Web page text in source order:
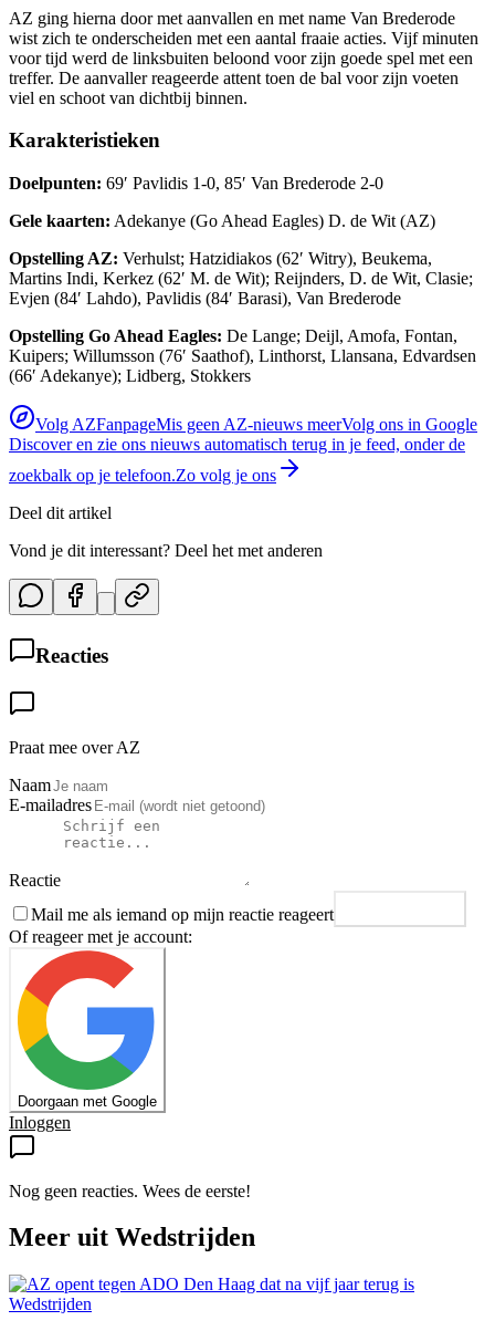
AZ ging hierna door met aanvallen en met name Van Brederode
wist zich te onderscheiden met een aantal fraaie acties. Vijf minuten
voor tijd werd de linksbuiten beloond voor zijn goede spel met een
treffer. De aanvaller reageerde attent toen de bal voor zijn voeten
viel en schoot van dichtbij binnen.
Karakteristieken
Doelpunten: 69′ Pavlidis 1-0, 85′ Van Brederode 2-0
Gele kaarten: Adekanye (Go Ahead Eagles) D. de Wit (AZ)
Opstelling AZ: Verhulst; Hatzidiakos (62′ Witry), Beukema,
Martins Indi, Kerkez (62′ M. de Wit); Reijnders, D. de Wit, Clasie;
Evjen (84′ Lahdo), Pavlidis (84′ Barasi), Van Brederode
Opstelling Go Ahead Eagles: De Lange; Deijl, Amofa, Fontan,
Kuipers; Willumsson (76′ Saathof), Linthorst, Llansana, Edvardsen
(66′ Adekanye); Lidberg, Stokkers
Volg AZFanpageMis geen AZ-nieuws meerVolg ons in Google
Discover en zie ons nieuws automatisch terug in je feed, onder de
zoekbalk op je telefoon.Zo volg je ons
Deel dit artikel
Vond je dit interessant? Deel het met anderen
Reacties
Praat mee over AZ
Naam
E-mailadres
Reactie
Mail me als iemand op mijn reactie reageert
Of reageer met je account:
Doorgaan met Google
Inloggen
Nog geen reacties. Wees de eerste!
Meer uit Wedstrijden
Wedstrijden